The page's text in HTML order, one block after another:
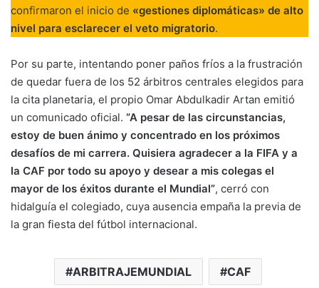
confirmaron el inicio de «gestiones diplomáticas» de alto
nivel para esclarecer el veto migratorio.
Por su parte, intentando poner paños fríos a la frustración
de quedar fuera de los 52 árbitros centrales elegidos para
la cita planetaria, el propio Omar Abdulkadir Artan emitió
un comunicado oficial. “A pesar de las circunstancias,
estoy de buen ánimo y concentrado en los próximos
desafíos de mi carrera. Quisiera agradecer a la FIFA y a
la CAF por todo su apoyo y desear a mis colegas el
mayor de los éxitos durante el Mundial”, cerró con
hidalguía el colegiado, cuya ausencia empaña la previa de
la gran fiesta del fútbol internacional.
ARBITRAJEMUNDIAL CAF